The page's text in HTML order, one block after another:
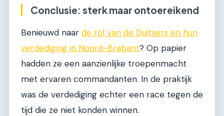
Conclusie: sterk maar ontoereikend
Benieuwd naar de rol van de Duitsers en hun
verdediging in Noord-Brabant? Op papier
hadden ze een aanzienlijke troepenmacht
met ervaren commandanten. In de praktijk
was de verdediging echter een race tegen de
tijd die ze niet konden winnen.